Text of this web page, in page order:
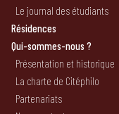
Le journal des étudiants
Résidences
Qui-sommes-nous ?
Présentation et historique
La charte de Citéphilo
Partenariats